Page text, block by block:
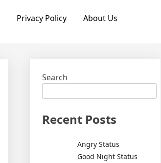
Privacy Policy About Us
Search
Recent Posts
Angry Status
Good Night Status